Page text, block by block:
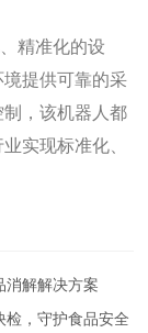
精准化的设
提供可靠的采
，该机器人都
实现标准化、
消解解决方案
检，守护食品安全